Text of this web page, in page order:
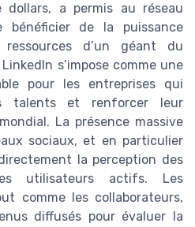
dollars, a permis au réseau
bénéficier de la puissance
d’un géant du
s’impose comme une
pour les entreprises qui
talents et renforcer leur
La présence massive
sociaux, et en particulier
la perception des
utilisateurs actifs. Les
comme les collaborateurs,
diffusés pour évaluer la